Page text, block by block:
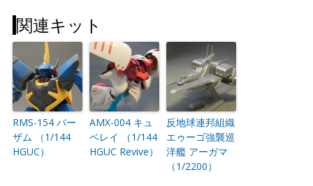
関連キット
RMS-154 バー
ザム （1/144
HGUC）
AMX-004 キュ
ベレイ （1/144
HGUC Revive）
反地球連邦組織
エゥーゴ強襲巡
洋艦 アーガマ
（1/2200）